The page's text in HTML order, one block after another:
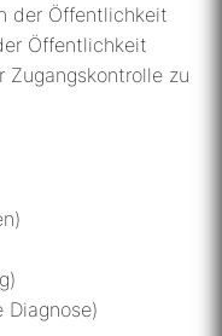
der Öffentlichkeit
Öffentlichkeit
zu
Diagnose)